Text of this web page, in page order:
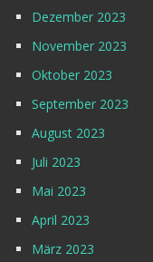
Dezember 2023
November 2023
Oktober 2023
September 2023
August 2023
Juli 2023
Mai 2023
April 2023
März 2023